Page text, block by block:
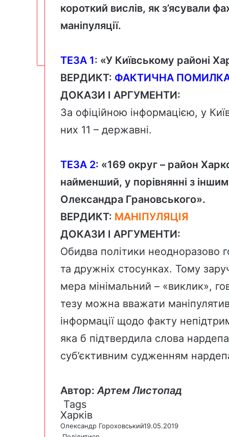
короткий вислів, як з’ясували
маніпуляції.
ТЕЗА 1: «У Київському районі
ВЕРДИКТ: ФАКТИЧНА
ДОКАЗИ І АРГУМЕНТИ:
За офіційною інформацією, у
них 11 – державні.
ТЕЗА 2: «169 округ – район
найменший, у порівнянні з
Олександра Грановського».
ВЕРДИКТ: МАНІПУЛЯЦІЯ
ДОКАЗИ І АРГУМЕНТИ:
Обидва політики неодноразово
та дружніх стосунках. Тому
мера мінімальний – «виклик»,
тезу можна вважати
інформації щодо факту
яка б підтвердила слова
суб’єктивним судженням
Автор:Артем Листопад
Tags
Харків
Олександр Гороховський19.05.2019